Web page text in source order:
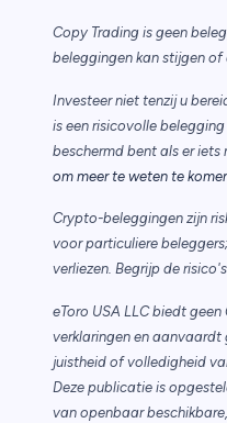
Copy Trading is geen
beleggingen kan stijgen
Investeer niet tenzij u
is een risicovolle
beschermd bent als er iets
om meer te weten te
Crypto-beleggingen zijn
voor particuliere
verliezen. Begrijp de
eToro USA LLC biedt
verklaringen en aanvaardt
juistheid of volledigheid
Deze publicatie is
van openbaar